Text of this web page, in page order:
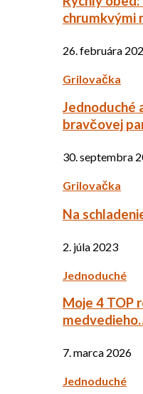
chrumkvými
26. februára
Grilovačka
Jednoduché
bravčovej
30. septembra
Grilovačka
Na
2. júla 2023
Jednoduché
Moje 4 TOP
7. marca 2026
Jednoduché